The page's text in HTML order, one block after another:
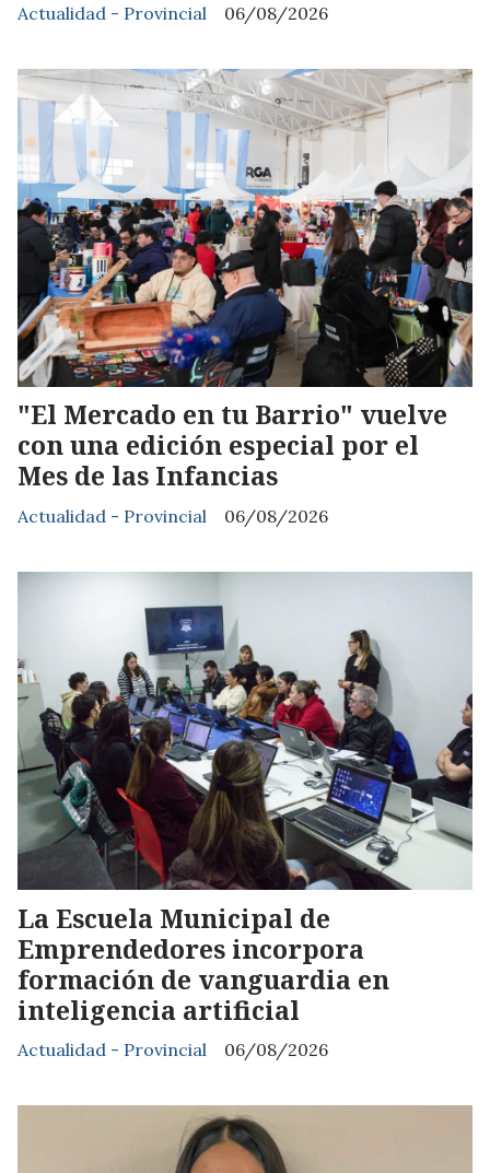
Actualidad - Provincial 06/08/2026
"El Mercado en tu Barrio" vuelve
con una edición especial por el
Mes de las Infancias
Actualidad - Provincial 06/08/2026
La Escuela Municipal de
Emprendedores incorpora
formación de vanguardia en
inteligencia artificial
Actualidad - Provincial 06/08/2026